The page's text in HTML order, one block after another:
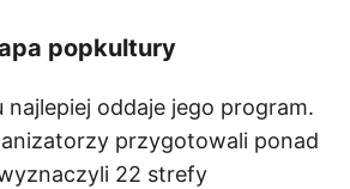
popkultury
najlepiej oddaje jego program.
przygotowali ponad
22 strefy